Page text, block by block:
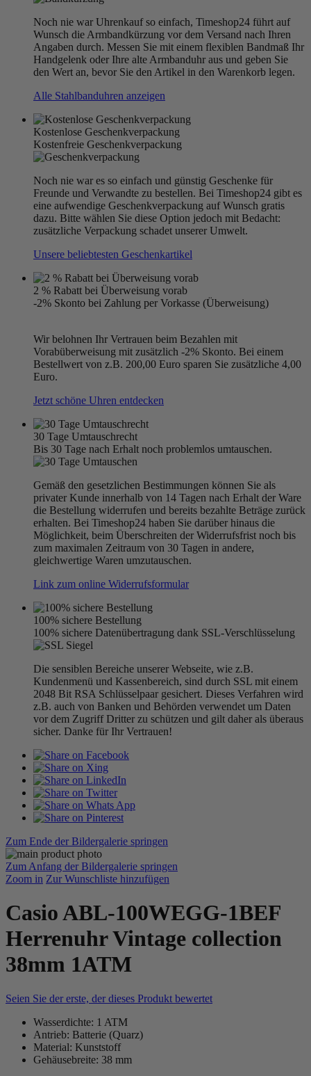
Noch nie war Uhrenkauf so einfach, Timeshop24 führt auf
Wunsch die Armbandkürzung vor dem Versand nach Ihren
Angaben durch. Messen Sie mit einem flexiblen Bandmaß Ihr
Handgelenk oder Ihre alte Armbanduhr aus und geben Sie
den Wert an, bevor Sie den Artikel in den Warenkorb legen.
Alle Stahlbanduhren anzeigen
Kostenlose Geschenkverpackung
Kostenfreie Geschenkverpackung
Noch nie war es so einfach und günstig Geschenke für
Freunde und Verwandte zu bestellen. Bei Timeshop24 gibt es
eine aufwendige Geschenkverpackung auf Wunsch gratis
dazu. Bitte wählen Sie diese Option jedoch mit Bedacht:
zusätzliche Verpackung schadet unserer Umwelt.
Unsere beliebtesten Geschenkartikel
2 % Rabatt bei Überweisung vorab
-2% Skonto bei Zahlung per Vorkasse (Überweisung)
Wir belohnen Ihr Vertrauen beim Bezahlen mit
Vorabüberweisung mit zusätzlich -2% Skonto. Bei einem
Bestellwert von z.B. 200,00 Euro sparen Sie zusätzliche 4,00
Euro.
Jetzt schöne Uhren entdecken
30 Tage Umtauschrecht
Bis 30 Tage nach Erhalt noch problemlos umtauschen.
Gemäß den gesetzlichen Bestimmungen können Sie als
privater Kunde innerhalb von 14 Tagen nach Erhalt der Ware
die Bestellung widerrufen und bereits bezahlte Beträge zurück
erhalten. Bei Timeshop24 haben Sie darüber hinaus die
Möglichkeit, beim Überschreiten der Widerrufsfrist noch bis
zum maximalen Zeitraum von 30 Tagen in andere,
gleichwertige Waren umzutauschen.
Link zum online Widerrufsformular
100% sichere Bestellung
100% sichere Datenübertragung dank SSL-Verschlüsselung
Die sensiblen Bereiche unserer Webseite, wie z.B.
Kundenmenü und Kassenbereich, sind durch SSL mit einem
2048 Bit RSA Schlüsselpaar gesichert. Dieses Verfahren wird
z.B. auch von Banken und Behörden verwendet um Daten
vor dem Zugriff Dritter zu schützen und gilt daher als überaus
sicher. Danke für Ihr Vertrauen!
Zum Ende der Bildergalerie springen
Zum Anfang der Bildergalerie springen
Zoom in Zur Wunschliste hinzufügen
Casio ABL-100WEGG-1BEF
Herrenuhr Vintage collection
38mm 1ATM
Seien Sie der erste, der dieses Produkt bewertet
Wasserdichte: 1 ATM
Antrieb: Batterie (Quarz)
Material: Kunststoff
Gehäusebreite: 38 mm